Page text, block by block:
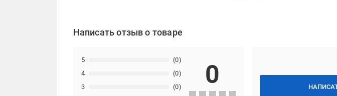
Написать отзыв о товаре
3 (0)
4 (0)
5 (0)
0